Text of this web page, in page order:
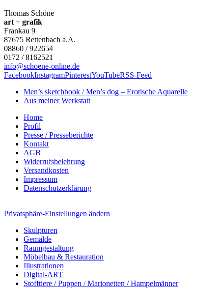
Thomas Schöne
art + grafik
Frankau 9
87675 Rettenbach a.A.
08860 / 922654
0172 / 8162521
info@schoene-online.de
FacebookInstagramPinterestYouTubeRSS-Feed
Men’s sketchbook / Men’s dog – Erotische Aquarelle
Aus meiner Werkstatt
Home
Profil
Presse / Presseberichte
Kontakt
AGB
Widerrufsbelehrung
Versandkosten
Impressum
Datenschutzerklärung
Privatsphäre-Einstellungen ändern
Skulpturen
Gemälde
Raumgestaltung
Möbelbau & Restauration
Illustrationen
Digital-ART
Stofftiere / Puppen / Marionetten / Hampelmänner